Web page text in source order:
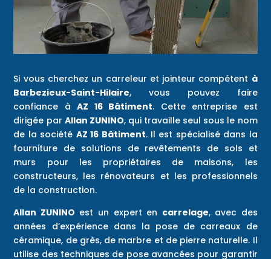
Si vous cherchez un carreleur et jointeur compétent à
Barbezieux-Saint-Hilaire, vous pouvez faire
confiance àAZ 16 Bâtiment. Cette entreprise est
dirigée par Allan ZUNINO, qui travaille seul sous le nom
de la société AZ 16 Bâtiment. Il est spécialisé dans la
fourniture de solutions de revêtements de sols et
murs pour les propriétaires de maisons, les
constructeurs, les rénovateurs et les professionnels
de la construction.
Allan ZUNINO est un expert en carrelage, avec des
années d’expérience dans la pose de carreaux de
céramique, de grès, de marbre et de pierre naturelle. Il
utilise des techniques de pose avancées pour garantir